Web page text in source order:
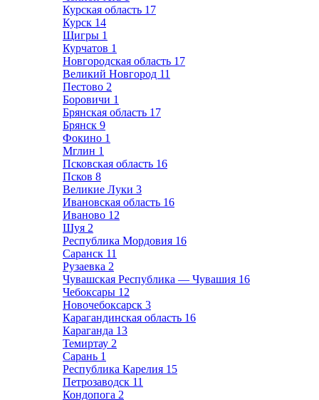
Курская область 17
Курск 14
Щигры 1
Курчатов 1
Новгородская область 17
Великий Новгород 11
Пестово 2
Боровичи 1
Брянская область 17
Брянск 9
Фокино 1
Мглин 1
Псковская область 16
Псков 8
Великие Луки 3
Ивановская область 16
Иваново 12
Шуя 2
Республика Мордовия 16
Саранск 11
Рузаевка 2
Чувашская Республика — Чувашия 16
Чебоксары 12
Новочебоксарск 3
Карагандинская область 16
Караганда 13
Темиртау 2
Сарань 1
Республика Карелия 15
Петрозаводск 11
Кондопога 2